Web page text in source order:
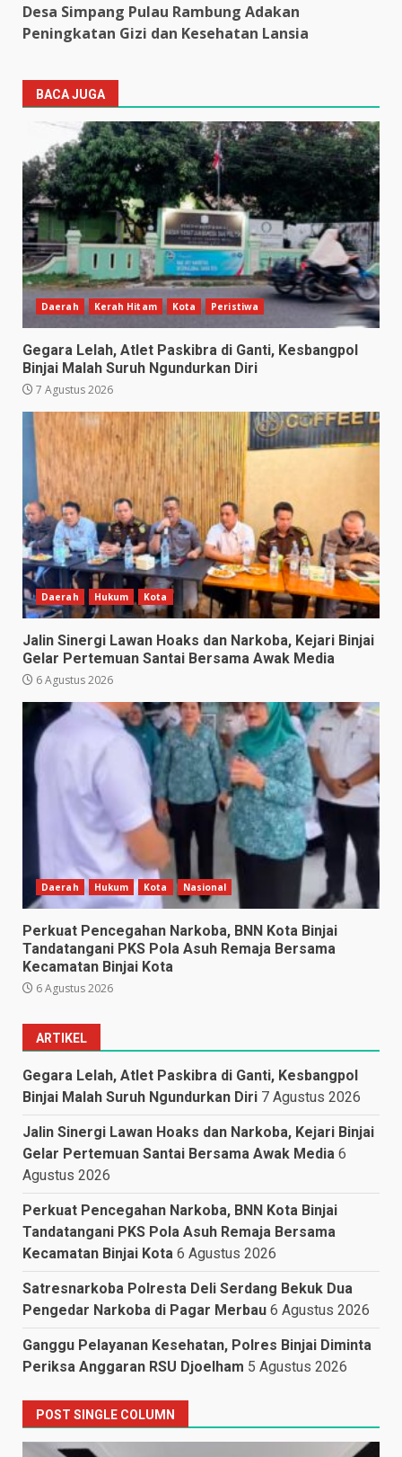
Desa Simpang Pulau Rambung Adakan
Peningkatan Gizi dan Kesehatan Lansia
BACA JUGA
Daerah Kerah Hitam Kota Peristiwa
Gegara Lelah, Atlet Paskibra di Ganti, Kesbangpol
Binjai Malah Suruh Ngundurkan Diri
7 Agustus 2026
Daerah Hukum Kota
Jalin Sinergi Lawan Hoaks dan Narkoba, Kejari Binjai
Gelar Pertemuan Santai Bersama Awak Media
6 Agustus 2026
Daerah Hukum Kota Nasional
Perkuat Pencegahan Narkoba, BNN Kota Binjai
Tandatangani PKS Pola Asuh Remaja Bersama
Kecamatan Binjai Kota
6 Agustus 2026
ARTIKEL
Gegara Lelah, Atlet Paskibra di Ganti, Kesbangpol
Binjai Malah Suruh Ngundurkan Diri 7 Agustus 2026
Jalin Sinergi Lawan Hoaks dan Narkoba, Kejari Binjai
Gelar Pertemuan Santai Bersama Awak Media 6
Agustus 2026
Perkuat Pencegahan Narkoba, BNN Kota Binjai
Tandatangani PKS Pola Asuh Remaja Bersama
Kecamatan Binjai Kota 6 Agustus 2026
Satresnarkoba Polresta Deli Serdang Bekuk Dua
Pengedar Narkoba di Pagar Merbau 6 Agustus 2026
Ganggu Pelayanan Kesehatan, Polres Binjai Diminta
Periksa Anggaran RSU Djoelham 5 Agustus 2026
POST SINGLE COLUMN